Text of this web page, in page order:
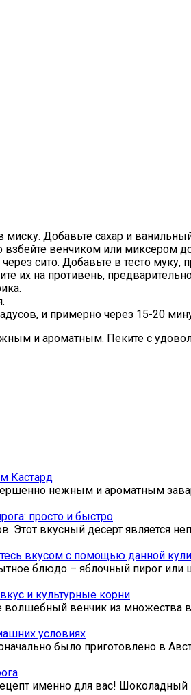
Добавьте сахар и
взбейте венчиком или миксером
сито. Добавьте в тесто
их на противень,
и примерно через 15-20
и ароматным. Пеките с
Кастард
нежным и ароматным
просто и быстро
Этот вкусный десерт является
вкусом с помощью данной
блюдо – яблочный пирог или
и культурные корни
венчик из множества
условиях
было приготовлено в
именно для вас!